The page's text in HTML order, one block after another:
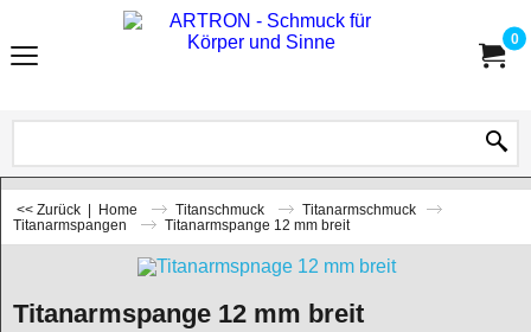
0
<< Zurück | Home Titanschmuck
Titanarmschmuck
Titanarmspangen
Titanarmspange 12 mm breit
Titanarmspange 12 mm breit